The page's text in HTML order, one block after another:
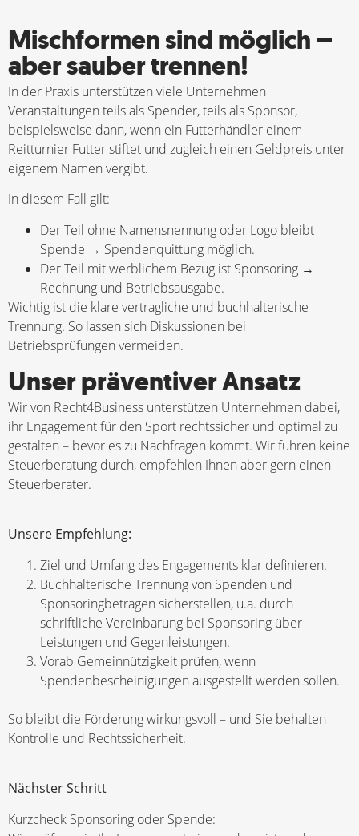
Mischformen sind möglich –
aber sauber trennen!
In der Praxis unterstützen viele Unternehmen
Veranstaltungen teils als Spender, teils als Sponsor,
beispielsweise dann, wenn ein Futterhändler einem
Reitturnier Futter stiftet und zugleich einen Geldpreis unter
eigenem Namen vergibt.
In diesem Fall gilt:
Der Teil ohne Namensnennung oder Logo bleibt
Spende → Spendenquittung möglich.
Der Teil mit werblichem Bezug ist Sponsoring →
Rechnung und Betriebsausgabe.
Wichtig ist die klare vertragliche und buchhalterische
Trennung. So lassen sich Diskussionen bei
Betriebsprüfungen vermeiden.
Unser präventiver Ansatz
Wir von Recht4Business unterstützen Unternehmen dabei,
ihr Engagement für den Sport rechtssicher und optimal zu
gestalten – bevor es zu Nachfragen kommt. Wir führen keine
Steuerberatung durch, empfehlen Ihnen aber gern einen
Steuerberater.
Unsere Empfehlung:
Ziel und Umfang des Engagements klar definieren.
Buchhalterische Trennung von Spenden und
Sponsoringbeträgen sicherstellen, u.a. durch
schriftliche Vereinbarung bei Sponsoring über
Leistungen und Gegenleistungen.
Vorab Gemeinnützigkeit prüfen, wenn
Spendenbescheinigungen ausgestellt werden sollen.
So bleibt die Förderung wirkungsvoll – und Sie behalten
Kontrolle und Rechtssicherheit.
Nächster Schritt
Kurzcheck Sponsoring oder Spende: